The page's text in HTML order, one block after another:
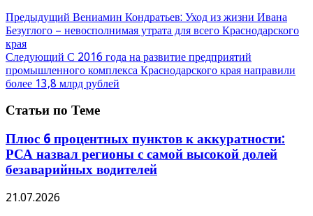
Предыдущий Вениамин Кондратьев: Уход из жизни Ивана
Безуглого – невосполнимая утрата для всего Краснодарского
края
Следующий С 2016 года на развитие предприятий
промышленного комплекса Краснодарского края направили
более 13,8 млрд рублей
Статьи по Теме
Плюс 6 процентных пунктов к аккуратности:
РСА назвал регионы с самой высокой долей
безаварийных водителей
21.07.2026